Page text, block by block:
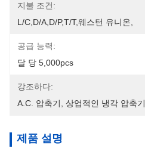
지불 조건:
L/C,D/A,D/P,T/T,웨스턴 유니온,
공급 능력:
달 당 5,000pcs
강조하다:
A.c. 압축기
상업적인 냉각 압축기
제품 설명